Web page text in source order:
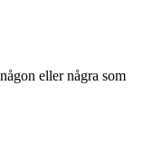
eller några som